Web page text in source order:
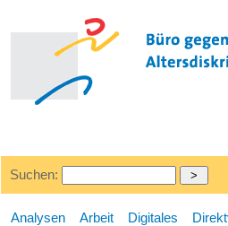
Suchen:
Analysen Arbeit Digitales